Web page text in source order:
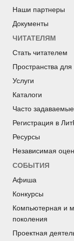
Наши партнеры
Документы
ЧИТАТЕЛЯМ
Стать читателем
Пространства
Услуги
Каталоги
Часто
Регистрация в
Ресурсы
Независимая
СОБЫТИЯ
Афиша
Конкурсы
Компьютерная и
поколения
Проектная